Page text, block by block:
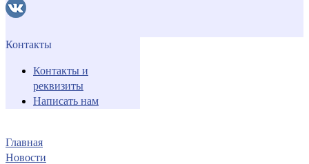
Контакты
Контакты и
реквизиты
Написать нам
Главная
Новости